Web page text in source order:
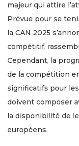
majeur qui attire
Prévue pour se
la CAN 2025
compétitif,
Cependant, la
de la compétition
significatifs pour
doivent composer
la disponibilité de
européens.